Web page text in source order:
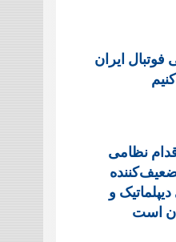
فوتبال ایران
نظامی
و
است